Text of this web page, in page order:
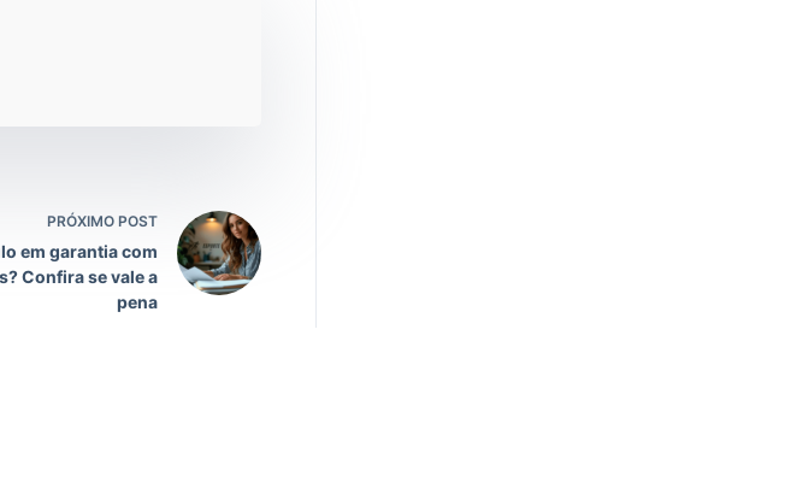
PRÓXIMO POST
em garantia com
Confira se vale a
pena